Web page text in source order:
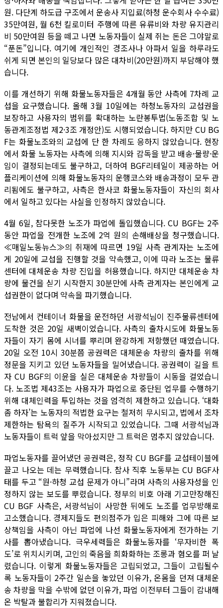
원. 다단계 하도급 구조에서 운송사 지입료(하청 운수회사 수수료)
35만여원, 월 6천 킬로미터 주행에 따른 유류비와 차량 유지관리
비 50만여원 등을 떼고 나면 노동자들이 실제 쥐는 돈은 그야말로
“푼돈”입니다. 여기에 개인적인 경조사나 아파서 일을 하루라도
쉬게 되면 본인의 일당보다 많은 대차비(20만원)까지 부담해야 했
습니다.
이를 개선하기 위해 화물노동자들은 4개월 동안 사측에 7차례 교
섭을 요구했습니다. 올해 3월 10일에는 하청노동자의 교섭권을
보장하고 사용자의 범위를 확대하는 노란봉투법(노동조합 및 노
동관계조정법 제2·3조 개정안)도 시행되었습니다. 하지만 CU BG
F는 화물노조와의 교섭에 단 한 차례도 응하지 않았습니다. 현장
에서 화물 노동자는 사측에 의해 지시와 감독을 받고 배송·물량·운
임이 결정되는데도 불구하고, 더하여 BGF리테일이 제공하는 어
플리케이션에 의해 화물노동자의 운행코스와 배송과정이 모두 관
리됨에도 불구하고, 사측은 한사코 화물노동자들이 자신의 회사
에서 일하고 있다는 사실을 인정하지 않았습니다.
4월 6일, 참다못한 노조가 파업에 돌입했습니다. CU BGF는 2주
동안 파업을 전개한 노조에 2억 원의 손해배상을 청구했습니다.
≪매일노동뉴스≫의 취재에 따르면 19일 사측 관계자는 노조에
게 20일에 교섭을 진행할 것을 약속했고, 이에 따라 노조는 물류
센터에 대체운송 차량 진입을 허용했습니다. 하지만 대체운송 차
량에 물건을 싣기 시작한지 30분만에 사측 관계자는 본인에게 교
섭권한이 없다며 약속을 파기했습니다.
전남에서 컨테이너 화물을 운전하던 서광석님이 진주물류센터에
도착한 것은 20일 새벽이었습니다. 사측의 출차시도에 화물노동
자들이 자기 몸에 시너를 뿌리며 완강하게 저항했던 때였습니다.
20일 오전 10시 30분쯤 공권력은 대체운송 차량의 출차를 위해
정문을 지키고 있던 노동자들을 밀어냈습니다. 공권력이 길을 트
자 CU BGF의 이윤을 실은 대체운송 차량들이 시동을 걸었습니
다. 노조법 제43조는 사용자가 파업으로 중단된 업무를 수행하기
위해 대체인력을 투입하는 것을 엄격히 제한하고 있습니다. ‘대화
좀 하자’는 노동자의 적법한 요구는 철저히 무시되고, 법에서 조차
제한하는 탐욕의 질주가 시작되고 있었습니다. 그때 서광석님과
노동자들이 트럭 앞을 막아섰지만 그 트럭은 멈추지 않았습니다.
파업노동자를 끌어냈던 공권력은, 정작 CU BGF를 교섭테이블에
끌고 나오는 데는 무력했습니다. 참사 직후 노동부는 CU BGF사
태를 두고 “원·하청 교섭 문제가 아니”라며 사측의 사용자성을 인
정하지 않는 보도를 뿌렸습니다. 정부의 비호 아래 기고만장해진
CU BGF 사측은, 서광석님이 사망한 뒤에도 노조를 업무방해로
고소했습니다. 경제지들도 편의점주가 입은 피해와 그에 따른 보
상책임을 사측이 아닌 파업에 나선 화물노동자에게 전가하는 기
사를 뽑아냈습니다. 극우세력들은 화물노동자를 ‘무자비한 폭
도’로 위치시키며, 고인의 죽음을 희화화하는 조롱과 혐오를 퍼 날
렸습니다. 이렇게 화물노동자들은 고립되었고, 그들이 고립될수
록 노동자들이 2주간 일손을 놓았던 이유가, 온몸을 던져 대체운
송 차량을 막을 수밖에 없던 이유가, 파업 이전부터 그들이 감내해
온 박탈과 불합리가 지워졌습니다.